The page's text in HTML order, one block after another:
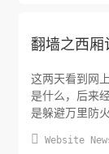
翻墙之西厢
这两天看到网
是什么，后来
是躲避万里防
一下。具体地址
 Website